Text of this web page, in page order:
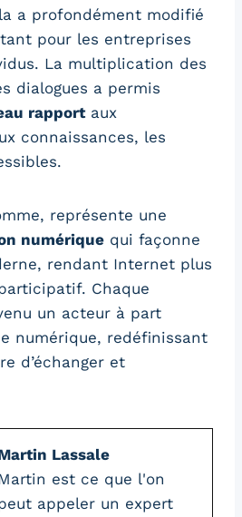
a profondément modifié
pour les entreprises
La multiplication des
dialogues a permis
rapportaux
connaissances, les
représente une
numérique qui façonne
rendant Internet plus
Chaque
un acteur à part
numérique, redéfinissant
d’échanger et
Lassale
est ce que l'on
appeler un expert